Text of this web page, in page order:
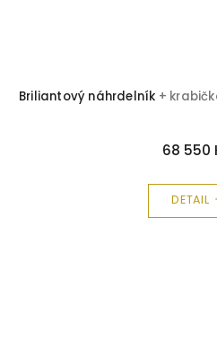
Briliantový náhrdelník +
68 550
DETAIL